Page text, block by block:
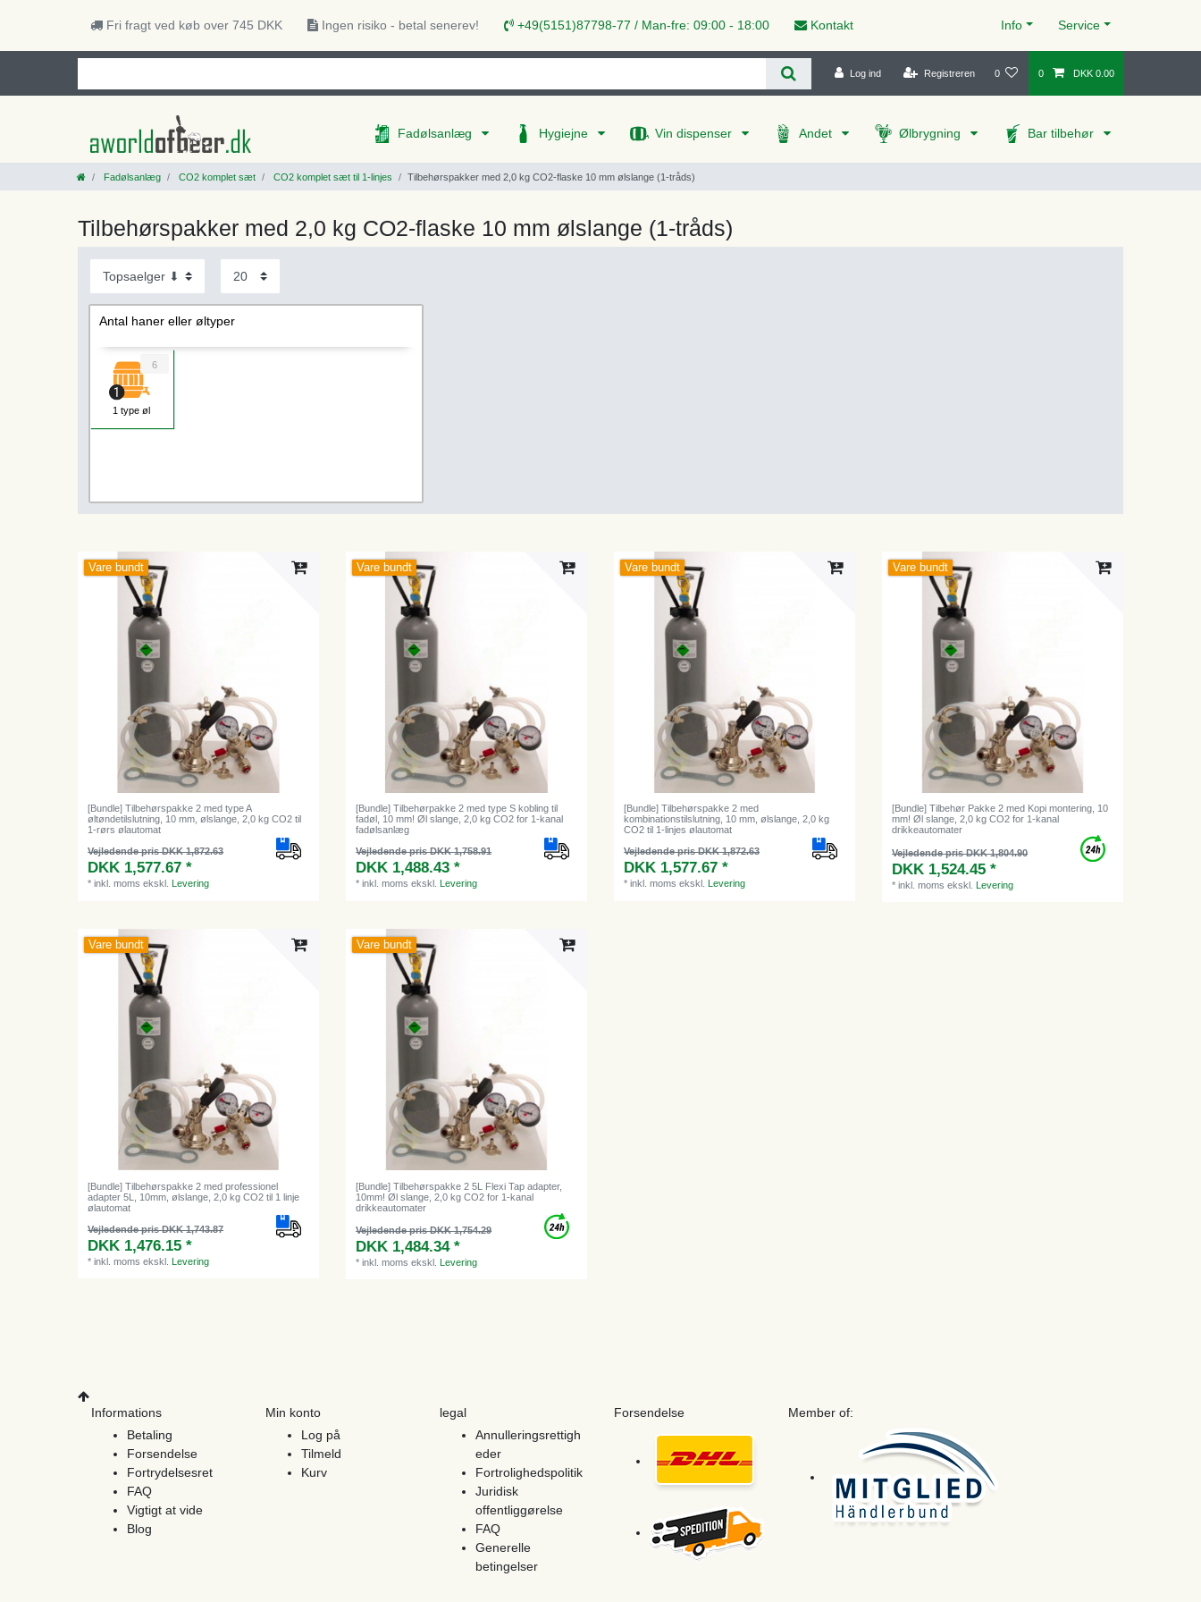
Fri fragt ved køb over 745 DKK Ingen risiko - betal senerev! +49(5151)87798-77 / Man-fre: 09:00 - 18:00 Kontakt Info Service
Log ind Registreren 0 0 DKK 0.00
Fadølsanlæg Hygiejne Vin dispenser Andet Ølbrygning Bar tilbehør
Fadølsanlæg CO2 komplet sæt CO2 komplet sæt til 1-linjes Tilbehørspakker med 2,0 kg CO2-flaske 10 mm ølslange (1-tråds)
Tilbehørspakker med 2,0 kg CO2-flaske 10 mm ølslange (1-tråds)
Antal haner eller øltyper
1 type øl
6
Vare bundt
[Bundle] Tilbehørspakke 2 med type A
øltøndetilslutning, 10 mm, ølslange, 2,0 kg CO2 til
1-rørs ølautomat
Vejledende pris DKK 1,872.63
DKK 1,577.67 *
*inkl. moms ekskl. Levering
Vare bundt
[Bundle] Tilbehørpakke 2 med type S kobling til
fadøl, 10 mm! Øl slange, 2,0 kg CO2 for 1-kanal
fadølsanlæg
Vejledende pris DKK 1,758.91
DKK 1,488.43 *
*inkl. moms ekskl. Levering
Vare bundt
[Bundle] Tilbehørspakke 2 med
kombinationstilslutning, 10 mm, ølslange, 2,0 kg
CO2 til 1-linjes ølautomat
Vejledende pris DKK 1,872.63
DKK 1,577.67 *
*inkl. moms ekskl. Levering
Vare bundt
[Bundle] Tilbehør Pakke 2 med Kopi montering, 10
mm! Øl slange, 2,0 kg CO2 for 1-kanal
drikkeautomater
Vejledende pris DKK 1,804.90
DKK 1,524.45 *
*inkl. moms ekskl.Levering
Vare bundt
[Bundle] Tilbehørspakke 2 med professionel
adapter 5L, 10mm, ølslange, 2,0 kg CO2 til 1 linje
ølautomat
Vejledende pris DKK 1,743.87
DKK 1,476.15 *
*inkl. moms ekskl.Levering
Vare bundt
[Bundle] Tilbehørspakke 2 5L Flexi Tap adapter,
10mm! Øl slange, 2,0 kg CO2 for 1-kanal
drikkeautomater
Vejledende pris DKK 1,754.29
DKK 1,484.34 *
*inkl. moms ekskl. Levering
Informations
Betaling
Forsendelse
Fortrydelsesret
FAQ
Vigtigt at vide
Blog
Min konto
Log på
Tilmeld
Kurv
legal
Annulleringsrettigh
eder
Fortrolighedspolitik
Juridisk
offentliggørelse
FAQ
Generelle
betingelser
Forsendelse Member of: